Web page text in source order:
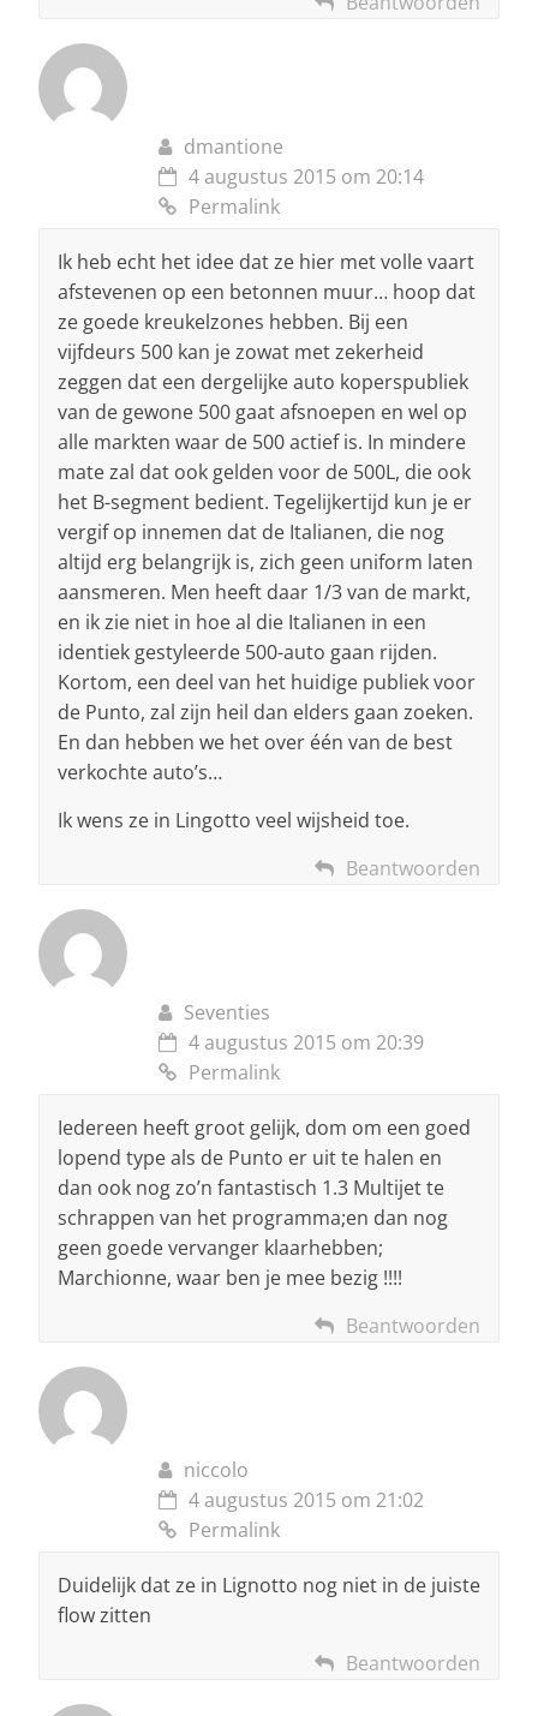
dmantione
4 augustus 2015 om 20:14
Permalink
Ik heb echt het idee dat ze hier met volle vaart
afstevenen op een betonnen muur… hoop dat
ze goede kreukelzones hebben. Bij een
vijfdeurs 500 kan je zowat met zekerheid
zeggen dat een dergelijke auto koperspubliek
van de gewone 500 gaat afsnoepen en wel op
alle markten waar de 500 actief is. In mindere
mate zal dat ook gelden voor de 500L, die ook
het B-segment bedient. Tegelijkertijd kun je er
vergif op innemen dat de Italianen, die nog
altijd erg belangrijk is, zich geen uniform laten
aansmeren. Men heeft daar 1/3 van de markt,
en ik zie niet in hoe al die Italianen in een
identiek gestyleerde 500-auto gaan rijden.
Kortom, een deel van het huidige publiek voor
de Punto, zal zijn heil dan elders gaan zoeken.
En dan hebben we het over één van de best
verkochte auto’s…
Ik wens ze in Lingotto veel wijsheid toe.
Beantwoorden
Seventies
4 augustus 2015 om 20:39
Permalink
Iedereen heeft groot gelijk, dom om een goed
lopend type als de Punto er uit te halen en
dan ook nog zo’n fantastisch 1.3 Multijet te
schrappen van het programma;en dan nog
geen goede vervanger klaarhebben;
Marchionne, waar ben je mee bezig !!!!
Beantwoorden
niccolo
4 augustus 2015 om 21:02
Permalink
Duidelijk dat ze in Lignotto nog niet in de juiste
flow zitten
Beantwoorden